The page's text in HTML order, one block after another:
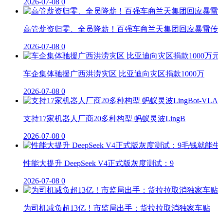
高管薪资归零、全员降薪！百强车商兰天集团回应暴雷
2026-07-08 0
车企集体驰援广西洪涝灾区 比亚迪向灾区捐款1000万
2026-07-08 0
支持17家机器人厂商20多种构型 蚂蚁灵波LingB
2026-07-08 0
性能大提升 DeepSeek V4正式版灰度测试：9
2026-07-08 0
为司机减负超13亿！市监局出手：货拉拉取消独家车贴